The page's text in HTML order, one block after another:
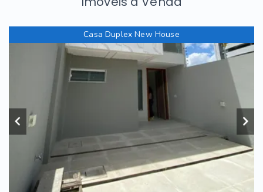
Casa Duplex New House